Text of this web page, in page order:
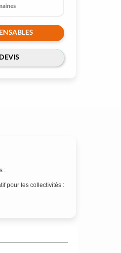
:
pour les collectivités :